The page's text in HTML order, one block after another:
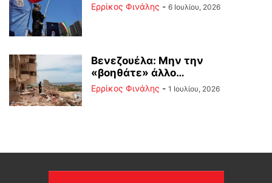
Ερρίκος Φινάλης - 6 Ιουλίου, 2026
Βενεζουέλα: Μην την
«βοηθάτε» άλλο…
Ερρίκος Φινάλης - 1 Ιουλίου, 2026